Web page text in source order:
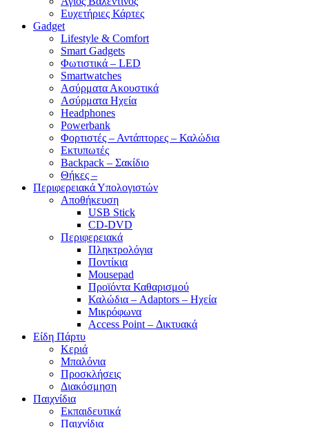
Ευχετήριες Κάρτες
Gadget
Lifestyle & Comfort
Smart Gadgets
Φωτιστικά – LED
Smartwatches
Ασύρματα Ακουστικά
Ασύρματα Ηχεία
Headphones
Powerbank
Φορτιστές – Αντάπτορες – Καλώδια
Εκτυπωτές
Backpack – Σακίδιο
Θήκες –
Περιφερειακά Υπολογιστών
Αποθήκευση
USB Stick
CD-DVD
Περιφερειακά
Πληκτρολόγια
Ποντίκια
Mousepad
Προϊόντα Καθαρισμού
Καλώδια – Adaptors – Ηχεία
Μικρόφωνα
Access Point – Δικτυακά
Είδη Πάρτυ
Κεριά
Μπαλόνια
Προσκλήσεις
Διακόσμηση
Παιχνίδια
Εκπαιδευτικά
Παιχνίδια